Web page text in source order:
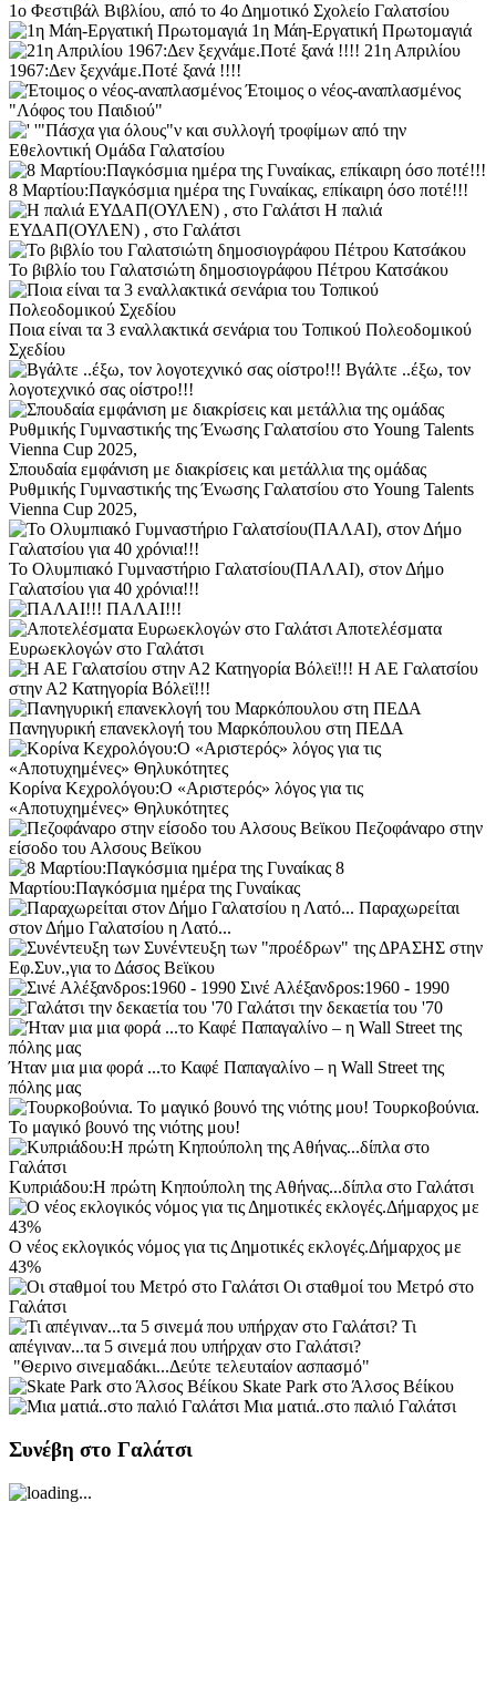
1o Φεστιβάλ Βιβλίου, από το 4ο Δημοτικό Σχολείο Γαλατσίου
1η Μάη-Εργατική Πρωτομαγιά
21η Απριλίου
1967:Δεν ξεχνάμε.Ποτέ ξανά !!!!
Έτοιμος ο νέος-αναπλασμένος
"Λόφος του Παιδιού"
'"Πάσχα για όλους"ν και συλλογή τροφίμων από την
Εθελοντική Ομάδα Γαλατσίου
8 Μαρτίου:Παγκόσμια ημέρα της Γυναίκας, επίκαιρη όσο ποτέ!!!
Η παλιά
ΕΥΔΑΠ(ΟΥΛΕΝ) , στο Γαλάτσι
Το βιβλίο του Γαλατσιώτη δημοσιογράφου Πέτρου Κατσάκου
Ποια είναι τα 3 εναλλακτικά σενάρια του Τοπικού Πολεοδομικού
Σχεδίου
Βγάλτε ..έξω, τον
λογοτεχνικό σας οίστρο!!!
Σπουδαία εμφάνιση με διακρίσεις και μετάλλια της ομάδας
Ρυθμικής Γυμναστικής της Ένωσης Γαλατσίου στο Young Talents
Vienna Cup 2025,
Το Ολυμπιακό Γυμναστήριο Γαλατσίου(ΠΑΛΑΙ), στον Δήμο
Γαλατσίου για 40 χρόνια!!!
ΠΑΛΑΙ!!!
Αποτελέσματα
Ευρωεκλογών στο Γαλάτσι
Η ΑΕ Γαλατσίου
στην Α2 Κατηγορία Βόλεϊ!!!
Πανηγυρική επανεκλογή του Μαρκόπουλου στη ΠΕΔΑ
Κορίνα Κεχρολόγου:Ο «Αριστερός» λόγος για τις
«Αποτυχημένες» Θηλυκότητες
Πεζοφάναρο στην
είσοδο του Αλσους Βεϊκου
8
Μαρτίου:Παγκόσμια ημέρα της Γυναίκας
Παραχωρείται
στον Δήμο Γαλατσίου η Λατό...
Συνέντευξη των "προέδρων" της ΔΡΑΣΗΣ στην
Εφ.Συν.,για το Δάσος Βεϊκου
Σινέ Αλέξανδροs:1960 - 1990
Γαλάτσι την δεκαετία του '70
Ήταν μια μια φορά ...το Καφέ Παπαγαλίνο – η Wall Street της
πόλης μας
Τουρκοβούνια.
Το μαγικό βουνό της νιότης μου!
Κυπριάδου:H πρώτη Κηπούπολη της Αθήνας...δίπλα στο Γαλάτσι
Ο νέος εκλογικός νόμος για τις Δημοτικές εκλογές.Δήμαρχος με
43%
Οι σταθμοί του Μετρό στο
Γαλάτσι
Τι
απέγιναν...τα 5 σινεμά που υπήρχαν στο Γαλάτσι?
"Θερινο σινεμαδάκι...Δεύτε τελευταίον ασπασμό"
Skate Park στο Άλσος Βέίκου
Μια ματιά..στο παλιό Γαλάτσι
Συνέβη στο Γαλάτσι